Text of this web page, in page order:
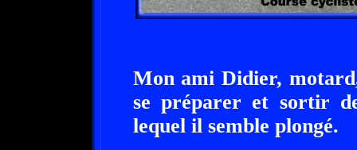
Mon ami Didier,
se préparer et sortir
lequel il semble plongé.